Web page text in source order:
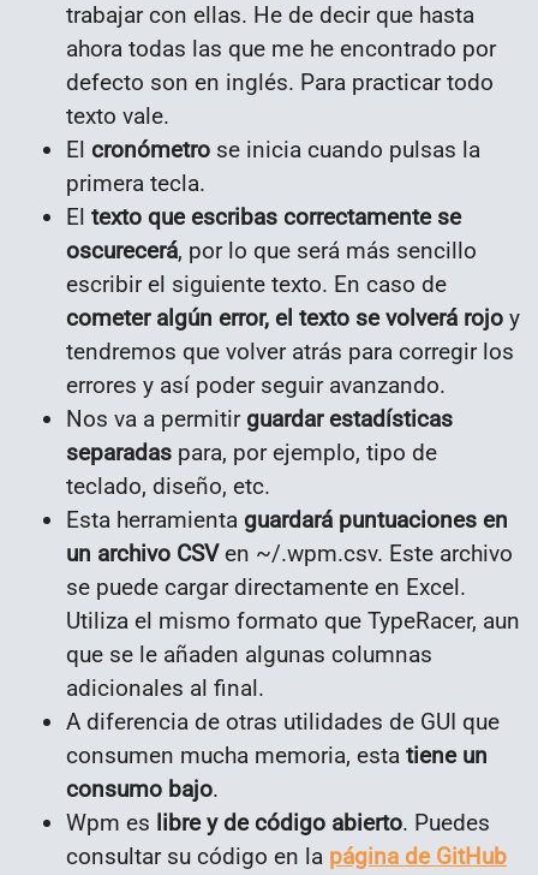
trabajar con ellas. He de decir que hasta
ahora todas las que me he encontrado por
defecto son en inglés. Para practicar todo
texto vale.
El cronómetro se inicia cuando pulsas la
primera tecla.
El texto que escribas correctamente se
oscurecerá, por lo que será más sencillo
escribir el siguiente texto. En caso de
cometer algún error, el texto se volverá rojo y
tendremos que volver atrás para corregir los
errores y así poder seguir avanzando.
Nos va a permitir guardar estadísticas
separadas para, por ejemplo, tipo de
teclado, diseño, etc.
Esta herramienta guardará puntuaciones en
un archivo CSVen ~/.wpm.csv. Este archivo
se puede cargar directamente en Excel.
Utiliza el mismo formato que TypeRacer, aun
que se le añaden algunas columnas
adicionales al final.
A diferencia de otras utilidades de GUI que
consumen mucha memoria, esta tiene un
consumo bajo.
Wpm es libre y de código abierto. Puedes
consultar su código en la página de GitHub